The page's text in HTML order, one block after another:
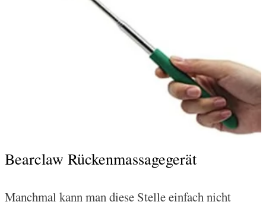
Bearclaw Rückenmassagegerät
Manchmal kann man diese Stelle einfach nicht